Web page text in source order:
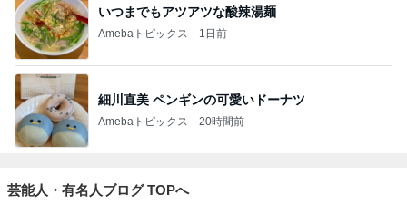
いつまでもアツアツな酸辣湯麺
Amebaトピックス 1日前
細川直美 ペンギンの可愛いドーナツ
Amebaトピックス 20時間前
芸能人・有名人ブログ TOPへ